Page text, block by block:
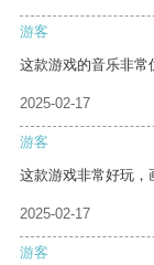
游客
这款游戏的音乐非常
2025-02-17
游客
这款游戏非常好玩，
2025-02-17
游客